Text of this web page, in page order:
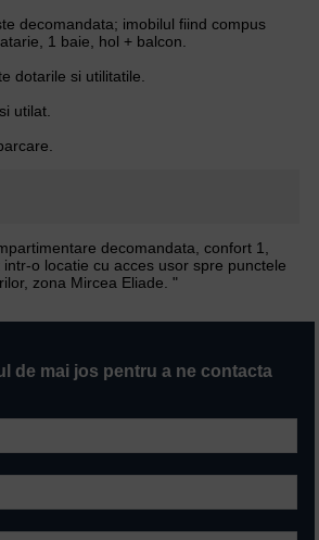
decomandata; imobilul fiind compus
1 baie, hol + balcon.
dotarile si utilitatile.
utilat.
decomandata, confort 1,
o locatie cu acces usor spre punctele
zona Mircea Eliade. "
de mai jos pentru a ne contacta